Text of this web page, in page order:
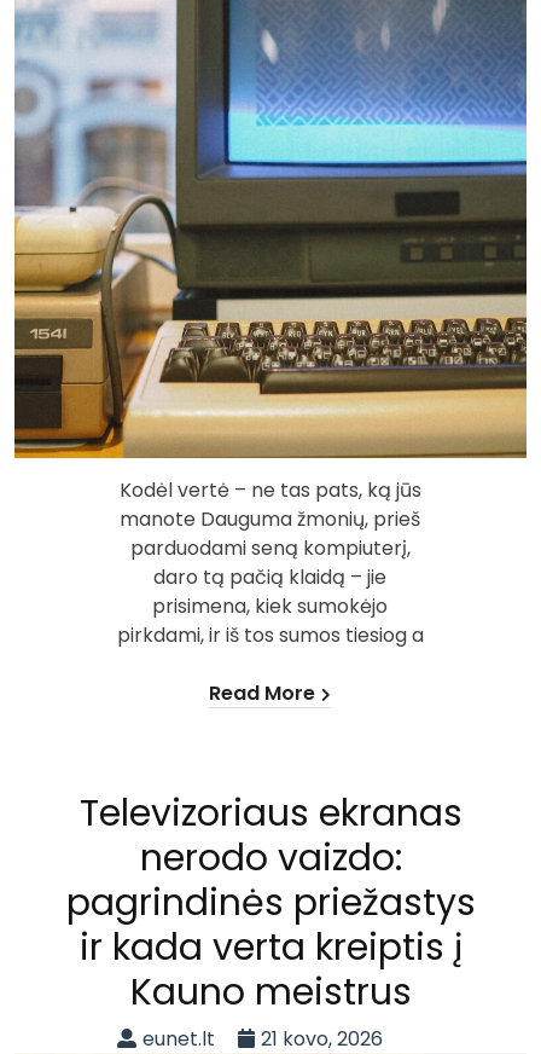
Kodėl vertė – ne tas pats, ką jūs
manote Dauguma žmonių, prieš
parduodami seną kompiuterį,
daro tą pačią klaidą – jie
prisimena, kiek sumokėjo
pirkdami, ir iš tos sumos tiesiog a
Read More
Televizoriaus ekranas
nerodo vaizdo:
pagrindinės priežastys
ir kada verta kreiptis į
Kauno meistrus
eunet.lt 21 kovo, 2026